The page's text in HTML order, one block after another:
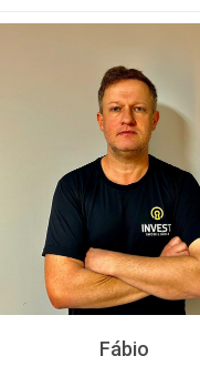
Fábio